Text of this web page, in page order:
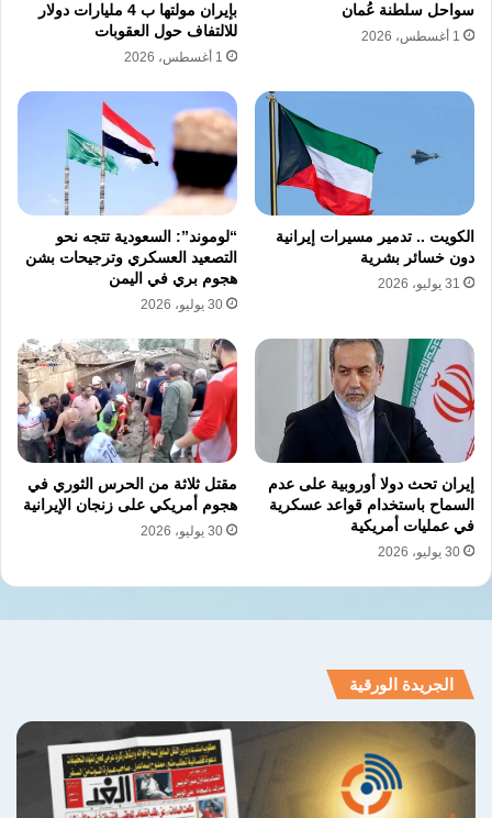
سواحل سلطنة عُمان
1 أغسطس، 2026
بإيران مولتها ب 4 مليارات دولار
للالتفاف حول العقوبات
1 أغسطس، 2026
الكويت .. تدمير مسيرات إيرانية
دون خسائر بشرية
31 يوليو، 2026
“لوموند”: السعودية تتجه نحو
التصعيد العسكري وترجيحات بشن
هجوم بري في اليمن
30 يوليو، 2026
إيران تحث دولا أوروبية على عدم
السماح باستخدام قواعد عسكرية
في عمليات أمريكية
30 يوليو، 2026
مقتل ثلاثة من الحرس الثوري في
هجوم أمريكي على زنجان الإيرانية
30 يوليو، 2026
الجريدة الورقية